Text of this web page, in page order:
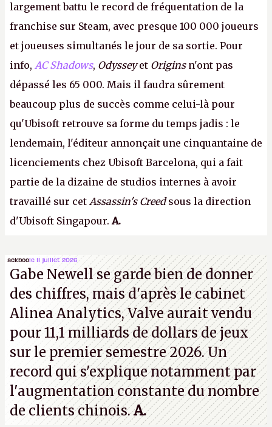
largement battu le record de fréquentation de la
franchise sur Steam, avec presque 100 000 joueurs
et joueuses simultanés le jour de sa sortie. Pour
info, AC Shadows, Odysseyet Originsn'ont pas
dépassé les 65 000. Mais il faudra sûrement
beaucoup plus de succès comme celui-là pour
qu'Ubisoft retrouve sa forme du temps jadis : le
lendemain, l'éditeur annonçait une cinquantaine de
licenciements chez Ubisoft Barcelona, qui a fait
partie de la dizaine de studios internes à avoir
travaillé sur cet Assassin's Creedsous la direction
d'Ubisoft Singapour.A.
ackboole 11 juillet 2026
Gabe Newell se garde bien de donner
des chiffres, mais d'après le cabinet
Alinea Analytics, Valve aurait vendu
pour 11,1 milliards de dollars de jeux
sur le premier semestre 2026. Un
record qui s'explique notamment par
l'augmentation constante du nombre
de clients chinois.A.